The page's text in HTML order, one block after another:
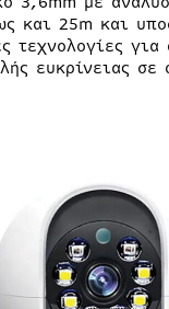
και 25m και
τεχνολογίες για
ευκρίνειας σε